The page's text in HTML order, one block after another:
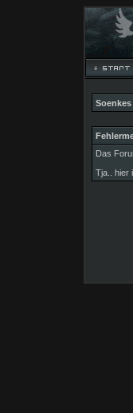
Das
Tja.. hier